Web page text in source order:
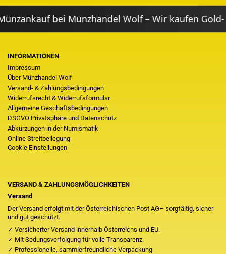
bei Münzhandel Wolf – Wir kaufen Gold-
INFORMATIONEN
Impressum
Über Münzhandel Wolf
Versand- & Zahlungsbedingungen
Widerrufsrecht & Widerrufsformular
Allgemeine Geschäftsbedingungen
DSGVO Privatsphäre und Datenschutz
Abkürzungen in der Numismatik
Online Streitbeilegung
Cookie Einstellungen
VERSAND & ZAHLUNGSMÖGLICHKEITEN
Versand
Der Versand erfolgt mit der Österreichischen Post AG– sorgfältig, sicher
und gut geschützt.
✓ Versicherter Versand innerhalb Österreichs und EU.
✓ Mit Sedungsverfolgung für volle Transparenz.
✓ Professionelle, sammlerfreundliche Verpackung